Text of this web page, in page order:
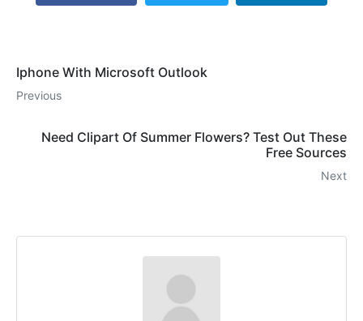
Iphone With Microsoft Outlook
Previous
Need Clipart Of Summer Flowers? Test Out These
Free Sources
Next